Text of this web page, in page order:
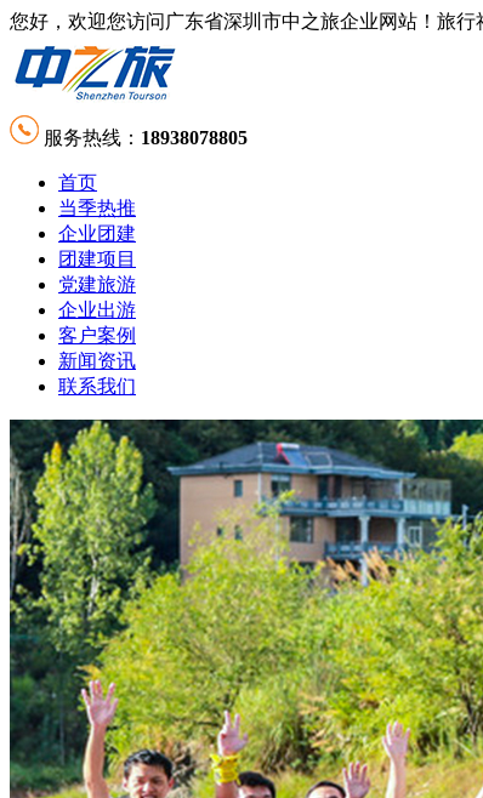
您好，欢迎您访问广东省深圳市中之旅企业网站！旅行
服务热线： 18938078805
首页
当季热推
企业团建
团建项目
党建旅游
企业出游
客户案例
新闻资讯
联系我们